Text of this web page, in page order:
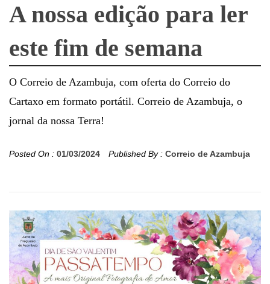
A nossa edição para ler
este fim de semana
O Correio de Azambuja, com oferta do Correio do
Cartaxo em formato portátil. Correio de Azambuja, o
jornal da nossa Terra!
Posted On : 01/03/2024 Published By : Correio de Azambuja